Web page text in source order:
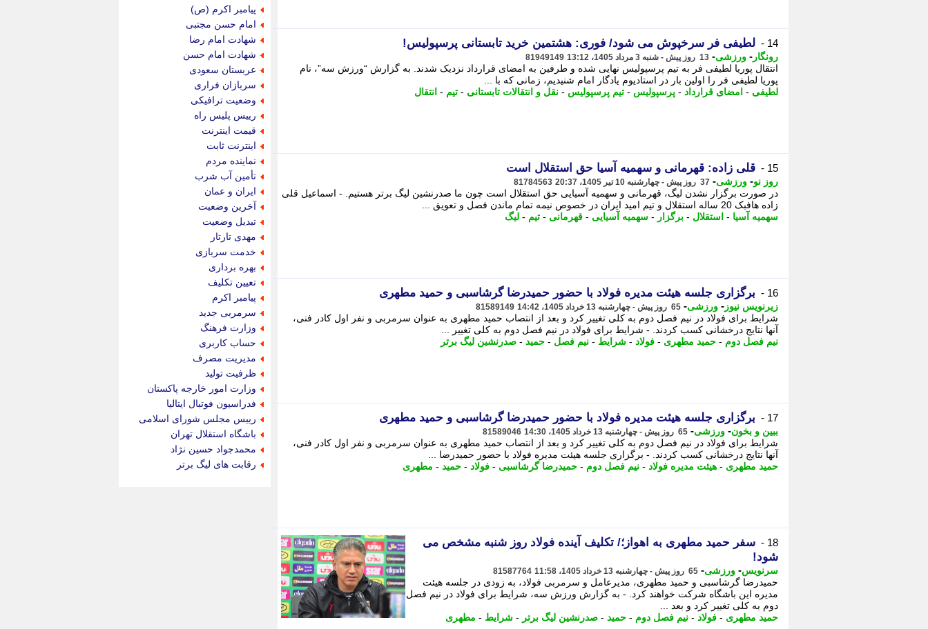
14 - لطیفی فر سرخپوش می شود/ فوری: هشتمین خرید تابستانی پرسپولیس!
رونگار - ورزشی- 13 روز پیش - شنبه 3 مرداد 1405، 13:12 81949149
انتقال پوریا لطیفی فر به تیم پرسپولیس نهایی شده و طرفین به امضای قرارداد نزدیک شدند. به گزارش “ورزش سه”، نام
پوریا لطیفی فر را اولین بار در استادیوم یادگار امام شنیدیم، زمانی که با ...
لطیفی - امضای قرارداد - پرسپولیس - تیم پرسپولیس - نقل و انتقالات تابستانی - تیم - انتقال
15 - قلی زاده: قهرمانی و سهمیه آسیا حق استقلال است
روز نو- ورزشی- 37 روز پیش - چهارشنبه 10 تیر 1405، 20:37 81784563
در صورت برگزار نشدن لیگ، قهرمانی و سهمیه آسیایی حق استقلال است چون ما صدرنشین لیگ برتر هستیم. - اسماعیل قلی
زاده هافبک 20 ساله استقلال و تیم امید ایران در خصوص نیمه تمام ماندن فصل و تعویق ...
سهمیه آسیا - استقلال - برگزار - سهمیه آسیایی - قهرمانی - تیم - لیگ
16 - برگزاری جلسه هیئت مدیره فولاد با حضور حمیدرضا گرشاسبی و حمید مطهری
زیرنویس نیوز - ورزشی- 65 روز پیش - چهارشنبه 13 خرداد 1405، 14:42 81589149
شرایط برای فولاد در نیم فصل دوم به کلی تغییر کرد و بعد از انتصاب حمید مطهری به عنوان سرمربی و نفر اول کادر فنی،
آنها نتایج درخشانی کسب کردند. - شرایط برای فولاد در نیم فصل دوم به کلی تغییر ...
نیم فصل دوم - حمید مطهری - فولاد - شرایط - نیم فصل - حمید - صدرنشین لیگ برتر
17 - برگزاری جلسه هیئت مدیره فولاد با حضور حمیدرضا گرشاسبی و حمید مطهری
ببین و بخون- ورزشی- 65 روز پیش - چهارشنبه 13 خرداد 1405، 14:30 81589046
شرایط برای فولاد در نیم فصل دوم به کلی تغییر کرد و بعد از انتصاب حمید مطهری به عنوان سرمربی و نفر اول کادر فنی،
آنها نتایج درخشانی کسب کردند. - برگزاری جلسه هیئت مدیره فولاد با حضور حمیدرضا ...
حمید مطهری - هیئت مدیره فولاد - نیم فصل دوم - حمیدرضا گرشاسبی - فولاد - حمید - مطهری
18 -
سفر حمید مطهری به اهواز؛/ تکلیف آینده فولاد روز شنبه مشخص می
شود!
سرنویس- ورزشی- 65 روز پیش - چهارشنبه 13 خرداد 1405، 11:58 81587764
حمیدرضا گرشاسبی و حمید مطهری، مدیرعامل و سرمربی فولاد، به زودی در جلسه هیئت
مدیره این باشگاه شرکت خواهند کرد. - به گزارش ورزش سه، شرایط برای فولاد در نیم فصل
دوم به کلی تغییر کرد و بعد ...
حمید مطهری - فولاد - نیم فصل دوم - حمید - صدرنشین لیگ برتر - شرایط - مطهری
پیامبر اکرم (ص)
امام حسن مجتبی
شهادت امام رضا
شهادت امام حسن
عربستان سعودی
سربازان فراری
وضعیت ترافیکی
رییس پلیس راه
قیمت اینترنت
اینترنت ثابت
نماینده مردم
تأمین آب شرب
ایران و عمان
آخرین وضعیت
تبدیل وضعیت
مهدی تارتار
خدمت سربازی
بهره برداری
تعیین تکلیف
پیامبر اکرم
سرمربی جدید
وزارت فرهنگ
حساب کاربری
مدیریت مصرف
ظرفیت تولید
وزارت امور خارجه پاکستان
فدراسیون فوتبال ایتالیا
رییس مجلس شورای اسلامی
باشگاه استقلال تهران
محمدجواد حسین نژاد
رقابت های لیگ برتر